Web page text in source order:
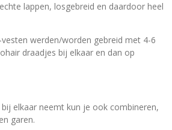
lappen, losgebreid en daardoor heel
werden/worden gebreid met 4-6
draadjes bij elkaar en dan op
elkaar neemt kun je ook combineren,
garen.